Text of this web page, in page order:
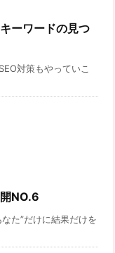
ーワードの見つ
対策もやっていこ
NO.6
た”だけに結果だけを